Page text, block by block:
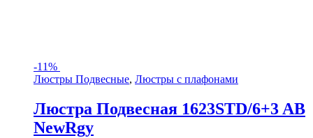
-11%
Люстры Подвесные, Люстры с плафонами
Люстра Подвесная 1623STD/6+3 AB
NewRgy